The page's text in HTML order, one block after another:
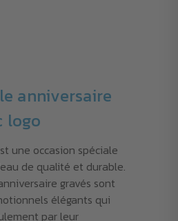
anniversaire
logo
une occasion spéciale
de qualité et durable.
gravés sont
élégants qui
par leur